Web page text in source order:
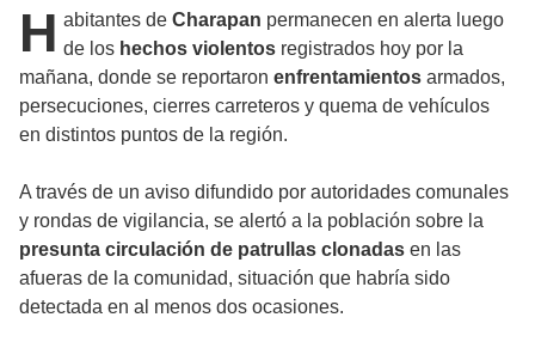
H abitantes de Charapan permanecen en alerta luego
de los hechos violentos registrados hoy por la
mañana, donde se reportaron enfrentamientos armados,
persecuciones, cierres carreteros y quema de vehículos
en distintos puntos de la región.
A través de un aviso difundido por autoridades comunales
y rondas de vigilancia, se alertó a la población sobre la
presunta circulación de patrullas clonadas en las
afueras de la comunidad, situación que habría sido
detectada en al menos dos ocasiones.